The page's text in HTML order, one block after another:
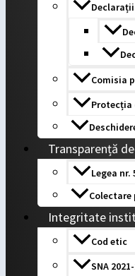
Comisia
Protecția
Transparență
Legea nr.
Colectare
Integritate
Cod etic
SNA